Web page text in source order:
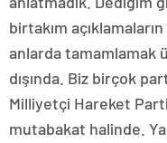
birtakım
anlarda tamamlamak
dışında. Biz birçok
Milliyetçi Hareket
mutabakat halinde.